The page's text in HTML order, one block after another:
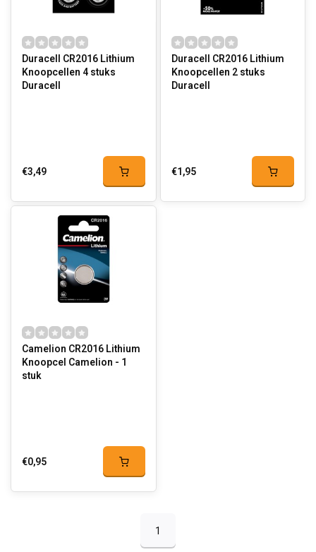
Duracell CR2016 Lithium
Knoopcellen 4 stuks
Duracell
€3,49
Duracell CR2016 Lithium
Knoopcellen 2 stuks
Duracell
€1,95
Camelion CR2016 Lithium
Knoopcel Camelion - 1
stuk
€0,95
1